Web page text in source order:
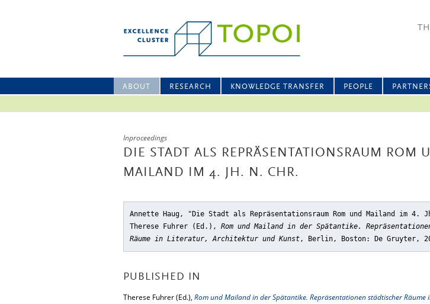
ABOUT RESEARCH KNOWLEDGE TRANSFER PEOPLE
Inproceedings
DIE STADT ALS REPRÄSENTATIONSRAUM ROM
MAILAND IM 4. JH. N. CHR.
Annette Haug, "Die Stadt als Repräsentationsraum Rom und Mailand im 4.
Therese Fuhrer (Ed.), Rom und Mailand in der Spätantike.
Räume in Literatur, Architektur und Kunst, Berlin, Boston: De Gruyter,
PUBLISHED IN
Therese Fuhrer (Ed.), Rom und Mailand in der Spätantike. Repräsentationen städtischer